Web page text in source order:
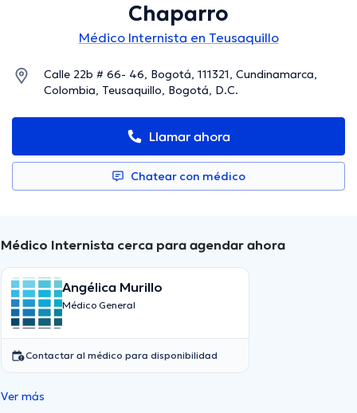
Chaparro
Médico Internista en Teusaquillo
Calle 22b # 66- 46, Bogotá, 111321, Cundinamarca,
Colombia, Teusaquillo, Bogotá, D.C.
Llamar ahora
Chatear con médico
Médico Internista cerca para agendar ahora
Angélica Murillo
Médico General
Contactar al médico para disponibilidad
Ver más